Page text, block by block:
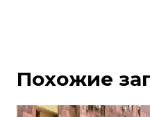
Похожие